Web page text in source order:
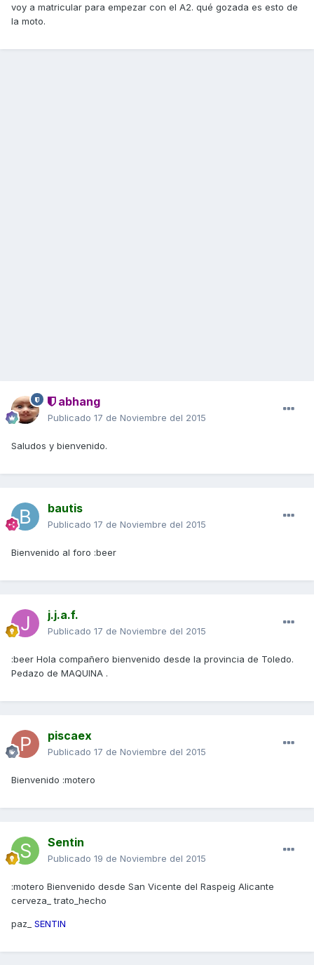
voy a matricular para empezar con el A2. qué gozada es esto de
la moto.
abhang
Publicado 17 de Noviembre del 2015
Saludos y bienvenido.
bautis
Publicado 17 de Noviembre del 2015
Bienvenido al foro :beer
j.j.a.f.
Publicado 17 de Noviembre del 2015
:beer Hola compañero bienvenido desde la provincia de Toledo.
Pedazo de MAQUINA .
piscaex
Publicado 17 de Noviembre del 2015
Bienvenido :motero
Sentin
Publicado 19 de Noviembre del 2015
:motero Bienvenido desde San Vicente del Raspeig Alicante
cerveza_ trato_hecho
paz_ SENTIN